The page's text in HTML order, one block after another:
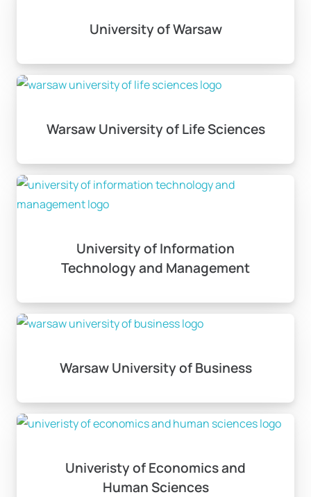
University of Warsaw
Warsaw University of Life Sciences
University of Information
Technology and Management
Warsaw University of Business
Univeristy of Economics and
Human Sciences